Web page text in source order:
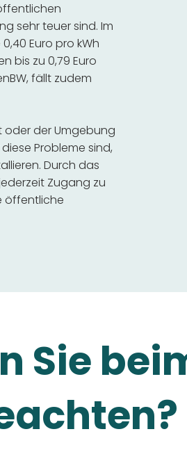
sehr teuer sind. Im
Euro pro kWh
bis zu 0,79 Euro
fällt zudem
oder der Umgebung
Probleme sind,
Durch das
Zugang zu
öffentliche
Sie